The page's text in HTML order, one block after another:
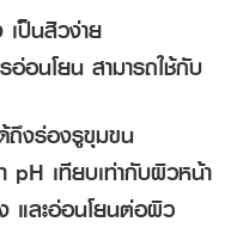
ป็นสิวง่าย
อ่อนโยน สามารถใช้กับ
ถึงร่องรูขุมขน
pH เทียบเท่ากับผิวหน้า
และอ่อนโยนต่อผิว